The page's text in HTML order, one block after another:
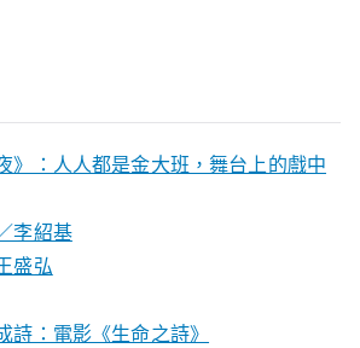
》：人人都是金大班，舞台上的戲中
李紹基
盛弘
詩：電影《生命之詩》